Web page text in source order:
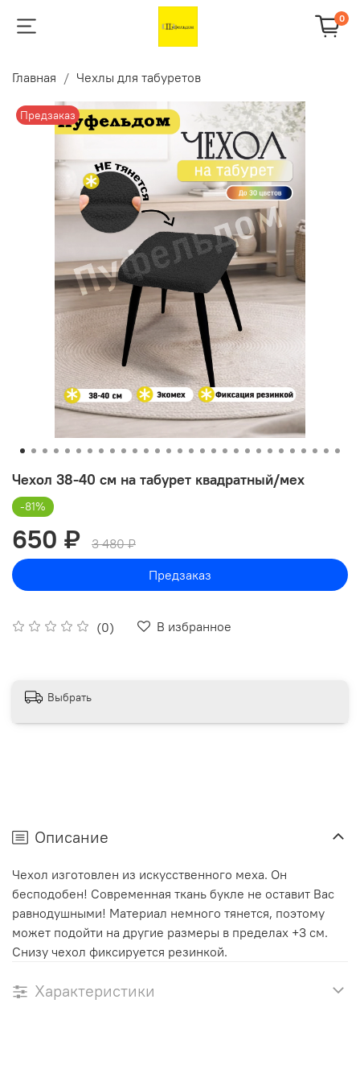
0
Главная Чехлы для табуретов
Предзаказ
Чехол 38-40 см на табурет квадратный/мех
(0) В избранное
-81%
650 ₽
3 480 ₽
Предзаказ
Выбрать
Описание
Чехол изготовлен из искусственного меха. Он
бесподобен! Современная ткань букле не оставит Вас
равнодушными! Материал немного тянется, поэтому
может подойти на другие размеры в пределах +3 см.
Снизу чехол фиксируется резинкой.
Характеристики